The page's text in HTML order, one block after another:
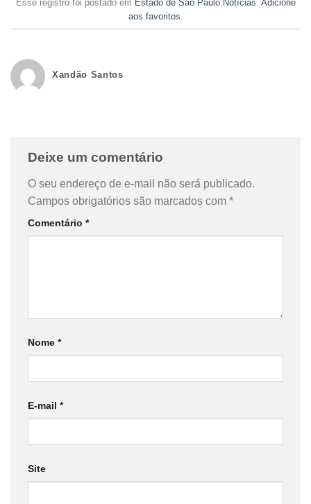
Esse registro foi postado em Estado de São Paulo, Notícias Adicione
aos favoritos
Xandão Santos
Deixe um comentário
O seu endereço de e-mail não será publicado.
Campos obrigatórios são marcados com *
Comentário *
Nome *
E-mail *
Site